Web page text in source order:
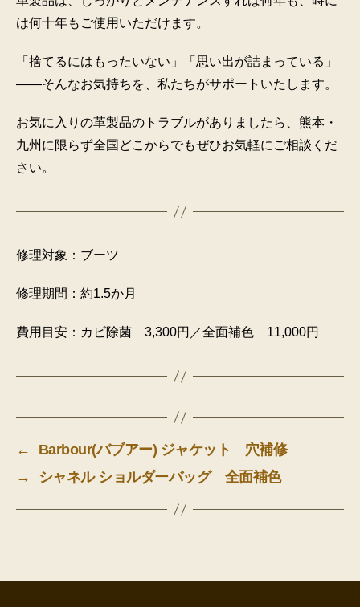
は何十年もご使用いただけます。
「捨てるにはもったいない」「思い出が詰まっている」
――そんなお気持ちを、私たちがサポートいたします。
お気に入りの革製品のトラブルがありましたら、熊本・
九州に限らず全国どこからでもぜひお気軽にご相談くだ
さい。
修理対象：ブーツ
修理期間：約1.5か月
費用目安：カビ除菌 3,300円／全面補色 11,000円
←
Barbour(バブアー) ジャケット 穴補修
→
シャネル ショルダーバッグ 全面補色